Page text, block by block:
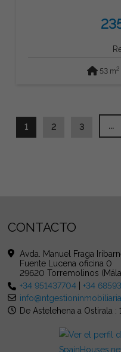
53 m2
1 2 3 ...
CONTACTO
Avda. Manuel Fraga
Fuente Lucena oficina 0
29620 Torremolinos
+34 951437704 |+34
De Astelehena a Ostirala